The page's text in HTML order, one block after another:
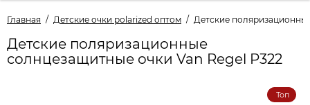
Главная Детские очки polarized оптом Детские
Детские поляризационные
солнцезащитные очки Van Regel P322
Топ